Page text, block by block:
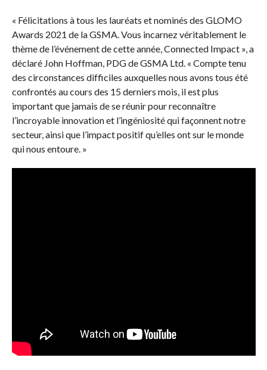
« Félicitations à tous les lauréats et nominés des GLOMO
Awards 2021 de la GSMA. Vous incarnez véritablement le
thème de l’événement de cette année, Connected Impact », a
déclaré John Hoffman, PDG de GSMA Ltd. « Compte tenu
des circonstances difficiles auxquelles nous avons tous été
confrontés au cours des 15 derniers mois, il est plus
important que jamais de se réunir pour reconnaître
l’incroyable innovation et l’ingéniosité qui façonnent notre
secteur, ainsi que l’impact positif qu’elles ont sur le monde
qui nous entoure. »